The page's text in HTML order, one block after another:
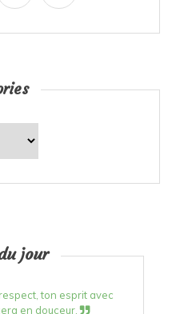
jour
ton esprit avec
en douceur.